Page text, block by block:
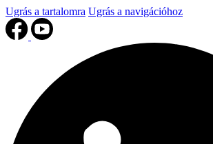
Ugrás a tartalomra Ugrás a navigációhoz